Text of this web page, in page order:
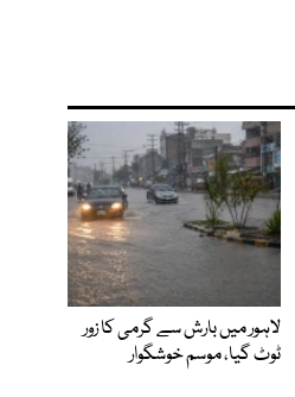
لاہور میں بارش سے گرمی کا زور
ٹوٹ گیا، موسم خوشگوار